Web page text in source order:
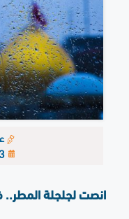
2018/10/23
انصت لجلجلة المطر..